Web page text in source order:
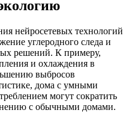
нейросетевых технологий
углеродного следа и
решений. К примеру,
и охлаждения в
выбросов
дома с умными
могут сократить
с обычными домами.